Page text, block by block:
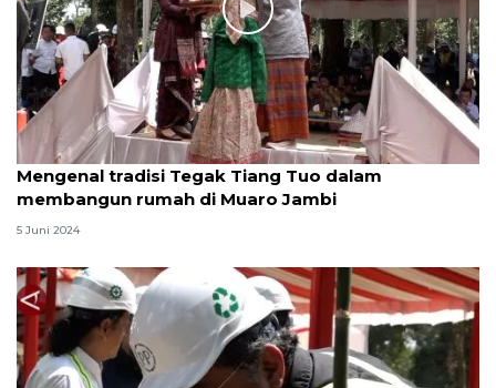
Mengenal tradisi Tegak Tiang Tuo dalam
membangun rumah di Muaro Jambi
5 Juni 2024